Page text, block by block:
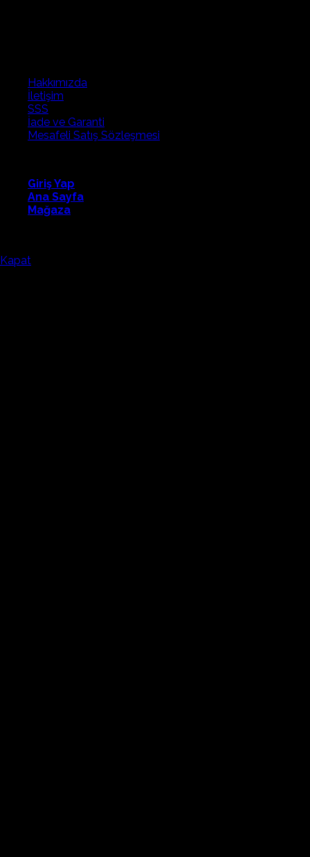
Hakkımızda
İletişim
SSS
İade ve Garanti
Mesafeli Satış Sözleşmesi
Giriş Yap
Ana Sayfa
Mağaza
Kapat